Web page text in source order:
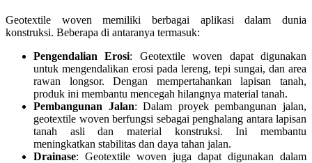
Geotextile woven memiliki berbagai aplikasi dalam dunia
konstruksi. Beberapa di antaranya termasuk:
Pengendalian Erosi: Geotextile woven dapat digunakan
untuk mengendalikan erosi pada lereng, tepi sungai, dan area
rawan longsor. Dengan mempertahankan lapisan tanah,
produk ini membantu mencegah hilangnya material tanah.
Pembangunan Jalan: Dalam proyek pembangunan jalan,
geotextile woven berfungsi sebagai penghalang antara lapisan
tanah asli dan material konstruksi. Ini membantu
meningkatkan stabilitas dan daya tahan jalan.
Drainase: Geotextile woven juga dapat digunakan dalam